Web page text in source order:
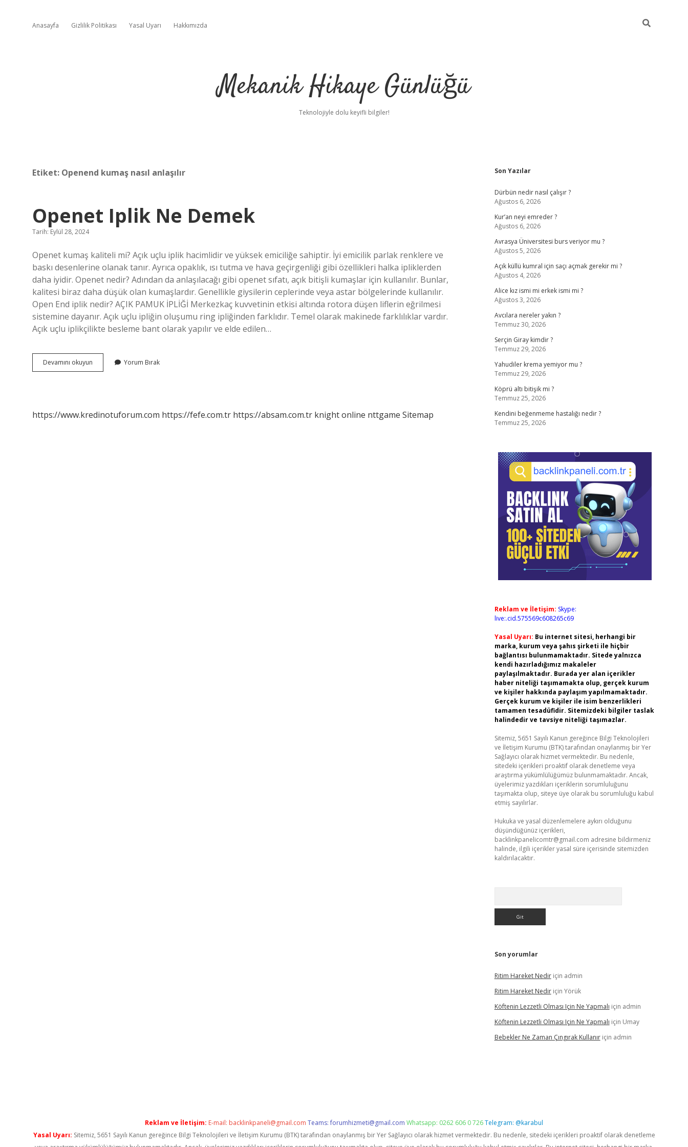
Anasayfa Gizlilik Politikası Yasal Uyarı Hakkımızda
Mekanik Hikaye Günlüğü
Teknolojiyle dolu keyifli bilgiler!
Etiket: Openend kumaş nasıl anlaşılır
Openet Iplik Ne Demek
Tarih: Eylül 28, 2024
Openet kumaş kaliteli mi? Açık uçlu iplik hacimlidir ve yüksek emiciliğe sahiptir. İyi emicilik parlak renklere ve
baskı desenlerine olanak tanır. Ayrıca opaklık, ısı tutma ve hava geçirgenliği gibi özellikleri halka ipliklerden
daha iyidir. Openet nedir? Adından da anlaşılacağı gibi openet sıfatı, açık bitişli kumaşlar için kullanılır. Bunlar,
kalitesi biraz daha düşük olan kumaşlardır. Genellikle giysilerin ceplerinde veya astar bölgelerinde kullanılır.
Open End iplik nedir? AÇIK PAMUK İPLİĞİ Merkezkaç kuvvetinin etkisi altında rotora düşen liflerin eğrilmesi
sistemine dayanır. Açık uçlu ipliğin oluşumu ring ipliğinden farklıdır. Temel olarak makinede farklılıklar vardır.
Açık uçlu iplikçilikte besleme bant olarak yapılır ve elde edilen…
Devamını okuyun
Iplik
Yorum Bırak
https://www.kredinotuforum.com https://fefe.com.tr https://absam.com.tr knight online nttgame Sitemap
Sidebar
Son Yazılar
Dürbün nedir nasıl çalışır ?
Ağustos 6, 2026
Kur’an neyi emreder ?
Ağustos 6, 2026
Avrasya Üniversitesi burs veriyor mu ?
Ağustos 5, 2026
Açık küllü kumral için saçı açmak gerekir mi ?
Ağustos 4, 2026
Alice kız ismi mi erkek ismi mi ?
Ağustos 3, 2026
Avcılara nereler yakın ?
Temmuz 30, 2026
Serçin Giray kimdir ?
Temmuz 29, 2026
Yahudiler krema yemiyor mu ?
Temmuz 29, 2026
Köprü altı bitişik mi ?
Temmuz 25, 2026
Kendini beğenmeme hastalığı nedir ?
Temmuz 25, 2026
Reklam ve İletişim: Skype:
live:.cid.575569c608265c69
Yasal Uyarı: Bu internet sitesi, herhangi bir
marka, kurum veya şahıs şirketi ile hiçbir
bağlantısı bulunmamaktadır. Sitede yalnızca
kendi hazırladığımız makaleler
paylaşılmaktadır. Burada yer alan içerikler
haber niteliği taşımamakta olup, gerçek kurum
ve kişiler hakkında paylaşım yapılmamaktadır.
Gerçek kurum ve kişiler ile isim benzerlikleri
tamamen tesadüfidir. Sitemizdeki bilgiler taslak
halindedir ve tavsiye niteliği taşımazlar.
Sitemiz, 5651 Sayılı Kanun gereğince Bilgi Teknolojileri
ve İletişim Kurumu (BTK) tarafından onaylanmış bir Yer
Sağlayıcı olarak hizmet vermektedir. Bu nedenle,
sitedeki içerikleri proaktif olarak denetleme veya
araştırma yükümlülüğümüz bulunmamaktadır. Ancak,
üyelerimiz yazdıkları içeriklerin sorumluluğunu
taşımakta olup, siteye üye olarak bu sorumluluğu kabul
etmiş sayılırlar.
Hukuka ve yasal düzenlemelere aykırı olduğunu
düşündüğünüz içerikleri,
backlinkpanelicomtr@gmail.com adresine bildirmeniz
halinde, ilgili içerikler yasal süre içerisinde sitemizden
kaldırılacaktır.
Son yorumlar
Ritim Hareket Nediriçin admin
Ritim Hareket Nediriçin Yörük
Köftenin Lezzetli Olması Için Ne Yapmalı için admin
Köftenin Lezzetli Olması Için Ne Yapmalı için Umay
Bebekler Ne Zaman Çıngırak Kullanıriçin admin
Reklam ve İletişim: E-mail: backlinkpaneli@gmail.com Teams:forumhizmeti@gmail.com Whatsapp: 0262 606 0 726Telegram: @karabul
Yasal Uyarı: Sitemiz, 5651 Sayılı Kanun gereğince Bilgi Teknolojileri ve İletişim Kurumu (BTK) tarafından onaylanmış bir Yer Sağlayıcı olarak hizmet vermektedir. Bu nedenle, sitedeki içerikleri proaktif olarak denetleme